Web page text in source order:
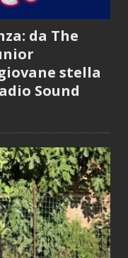
da The
stella
Sound